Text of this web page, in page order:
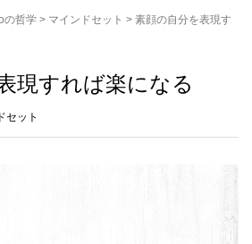
の哲学 > マインドセット > 素顔の自分を表現す
現すれば楽になる
セット